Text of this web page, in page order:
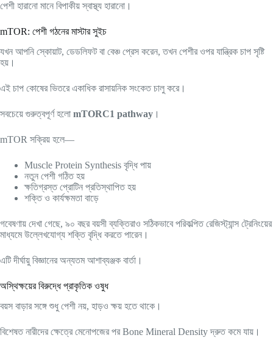
পেশী হারানো মানে বিপাকীয় স্বাস্থ্য হারানো।
mTOR: পেশী গঠনের মাস্টার সুইচ
যখন আপনি স্কোয়াট, ডেডলিফট বা বেঞ্চ প্রেস করেন, তখন পেশীর ওপর যান্ত্রিক চাপ সৃষ্টি
হয়।
এই চাপ কোষের ভিতরে একাধিক রাসায়নিক সংকেত চালু করে।
সবচেয়ে গুরুত্বপূর্ণ হলো mTORC1 pathway ।
mTOR সক্রিয় হলে—
Muscle Protein Synthesis বৃদ্ধি পায়
নতুন পেশী গঠিত হয়
ক্ষতিগ্রস্ত প্রোটিন প্রতিস্থাপিত হয়
শক্তি ও কার্যক্ষমতা বাড়ে
গবেষণায় দেখা গেছে, ৯০ বছর বয়সী ব্যক্তিরাও সঠিকভাবে পরিকল্পিত রেজিস্ট্যান্স ট্রেনিংয়ের
মাধ্যমে উল্লেখযোগ্য শক্তি বৃদ্ধি করতে পারেন।
এটি দীর্ঘায়ু বিজ্ঞানের অন্যতম আশাব্যঞ্জক বার্তা।
অস্থিক্ষয়ের বিরুদ্ধে প্রাকৃতিক ওষুধ
বয়স বাড়ার সঙ্গে শুধু পেশী নয়, হাড়ও ক্ষয় হতে থাকে।
বিশেষত নারীদের ক্ষেত্রে মেনোপজের পর Bone Mineral Density দ্রুত কমে যায়।